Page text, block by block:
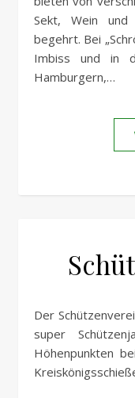
Sekt, Wein
begehrt. Bei
Imbiss und in
Hamburgern,…
Der Schützenverein Espelkamp-Alt freut sich auf ein
super
Höhenpunkten